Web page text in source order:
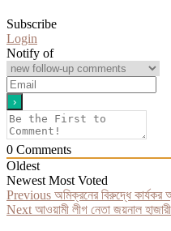
Subscribe
Login
Notify of
0 Comments
Oldest
Newest Most Voted
Post
navigation
Previous Previous
post:
অমিক্রনের বিরুদ্ধে কার্যকর
Next Next
আওয়ামী লীগ নেতা জয়নাল